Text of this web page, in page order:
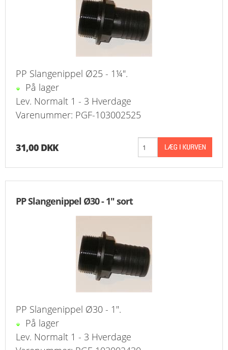
PP Slangenippel Ø25 - 1¼".
På lager
Lev. Normalt 1 - 3 Hverdage
Varenummer: PGF-103002525
31,00 DKK
PP Slangenippel Ø30 - 1" sort
PP Slangenippel Ø30 - 1".
På lager
Lev. Normalt 1 - 3 Hverdage